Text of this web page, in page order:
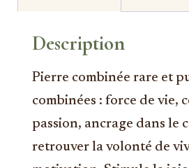
Description
Pierre combinée rare et
combinées : force de vie,
passion, ancrage dans le
retrouver la volonté de